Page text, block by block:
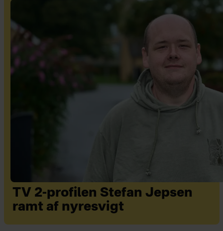
TV 2-profilen Stefan Jepsen
ramt af nyresvigt